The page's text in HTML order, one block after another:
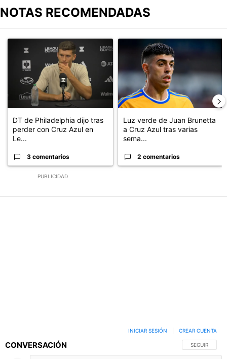
NOTAS RECOMENDADAS
PUBLICIDAD
Un artículo de tendencia con el título "DT de Philadelphia dijo
DT de Philadelphia dijo tras
perder con Cruz Azul en
Le...
3 comentarios
Un artículo de tendencia con
Luz verde de Juan Brunetta
a Cruz Azul tras varias
sema...
2 comentarios
CONVERSACIÓN SIGA ESTA
SEGUIR
INICIAR SESIÓN CREAR CUENTA